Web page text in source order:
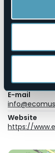
Event
Ecomuseo
Event
Mu.Ma.G.
+39 0323
E-mail
Website
https://